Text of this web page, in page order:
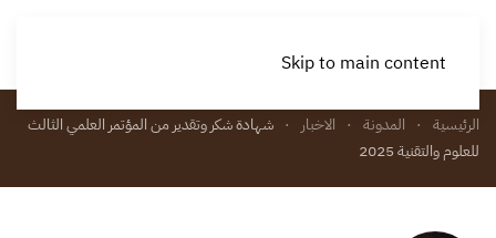
Skip to main content
الرئيسية المدونة الاخبار
شهادة شكر وتقدير من المؤتمر العلمي الثالث
للعلوم والتقنية 2025